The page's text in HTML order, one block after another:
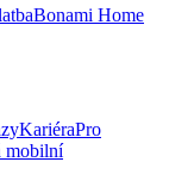
Bonami Home
KariéraPro
mobilní